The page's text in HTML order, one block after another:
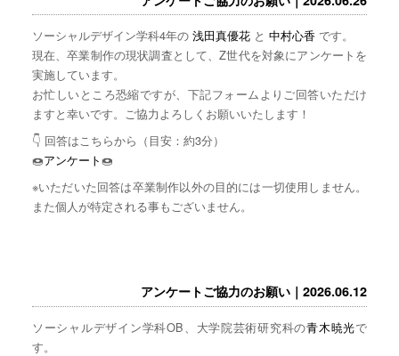
ソーシャルデザイン学科4年の 浅田真優花と 中村心香 です。
現在、卒業制作の現状調査として、Z世代を対象にアンケートを
実施しています。
お忙しいところ恐縮ですが、下記フォームよりご回答いただけ
ますと幸いです。ご協力よろしくお願いいたします！
👇 回答はこちらから（目安：約3分）
🍩アンケート🍩
※いただいた回答は卒業制作以外の目的には一切使用しません。
また個人が特定される事もございません。
アンケートご協力のお願い｜2026.06.12
ソーシャルデザイン学科OB、大学院芸術研究科の青木暁光で
す。